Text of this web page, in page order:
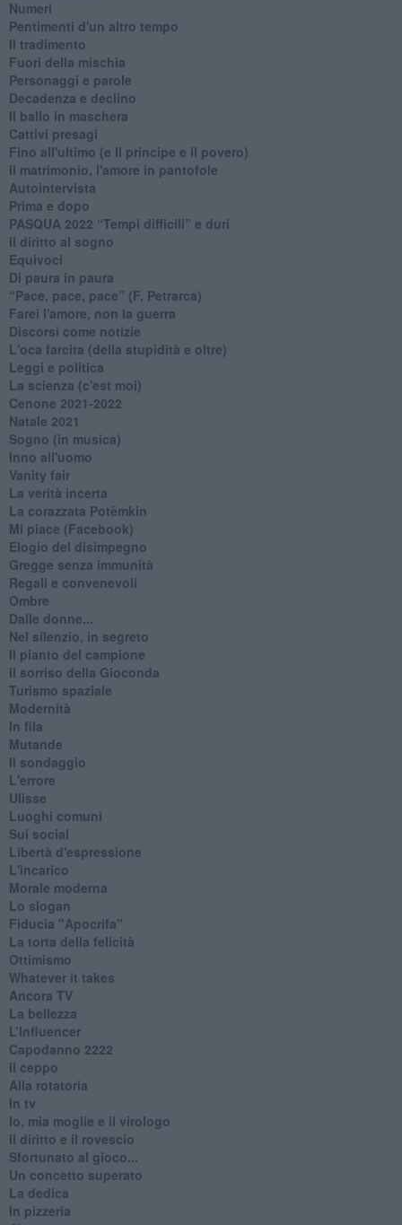
Numeri
Pentimenti d'un altro tempo
Il tradimento
Fuori della mischia
Personaggi e parole
Decadenza e declino
Il ballo in maschera
Cattivi presagi
Fino all'ultimo (e Il principe e il povero)
Il matrimonio, l'amore in pantofole
Autointervista
Prima e dopo
​PASQUA 2022 “Tempi difficili” e duri
Il diritto al sogno
Equivoci
Di paura in paura
​“Pace, pace, pace” (F. Petrarca)
Farei l'amore, non la guerra
Discorsi come notizie
L'oca farcita (della stupidità e oltre)
Leggi e politica
La scienza (c'est moi)
Cenone 2021-2022
Natale 2021
Sogno (in musica)
Inno all'uomo
Vanity fair
La verità incerta
La corazzata Potëmkin
Mi piace (Facebook)
Elogio del disimpegno
Gregge senza immunità
Regali e convenevoli
Ombre
Dalle donne...
Nel silenzio, in segreto
Il pianto del campione
Il sorriso della Gioconda
Turismo spaziale
Modernità
In fila
Mutande
Il sondaggio
L'errore
Ulisse
Luoghi comuni
Sui social
Libertà d'espressione
L'incarico
Morale moderna
Lo slogan
Fiducia "Apocrifa"
La torta della felicità
Ottimismo
Whatever it takes
Ancora TV
La bellezza
L’Influencer
​Capodanno 2222
Il ceppo
Alla rotatoria
In tv
Io, mia moglie e il virologo
Il diritto e il rovescio
Sfortunato al gioco...
Un concetto superato
La dedica
In pizzeria